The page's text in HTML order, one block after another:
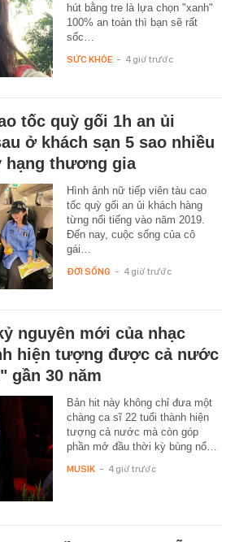
hút bằng tre là lựa chọn "xanh"
100% an toàn thì bạn sẽ rất
sốc…
SỨC KHỎE - 4 giờ trước
tốc quỳ gối 1h an ủi
ở khách sạn 5 sao nhiều
hạng thương gia
Hình ảnh nữ tiếp viên tàu cao
tốc quỳ gối an ủi khách hàng
từng nổi tiếng vào năm 2019.
Đến nay, cuộc sống của cô
gái…
ĐỜI SỐNG - 4 giờ trước
nguyên mới của nhạc
hiện tượng được cả nước
gần 30 năm
Bản hit này không chỉ đưa một
chàng ca sĩ 22 tuổi thành hiện
tượng cả nước mà còn góp
phần mở đầu thời kỳ bùng nổ…
MUSIK - 4 giờ trước